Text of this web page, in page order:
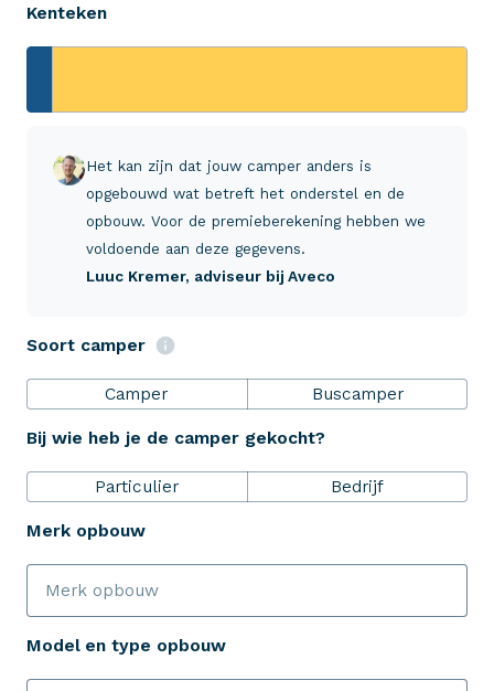
Kenteken
Het kan zijn dat jouw camper anders is
opgebouwd wat betreft het onderstel en de
opbouw. Voor de premieberekening hebben we
voldoende aan deze gegevens.
Luuc Kremer, adviseur bij Aveco
Soort camper
Camper Buscamper
Bij wie heb je de camper gekocht?
Particulier Bedrijf
Merk opbouw
Model en type opbouw
+31 (0)523 - 20 80 30
Verzekeringen
ZekerheidsPakket
Over Aveco
Bereken je premie
Schade melden